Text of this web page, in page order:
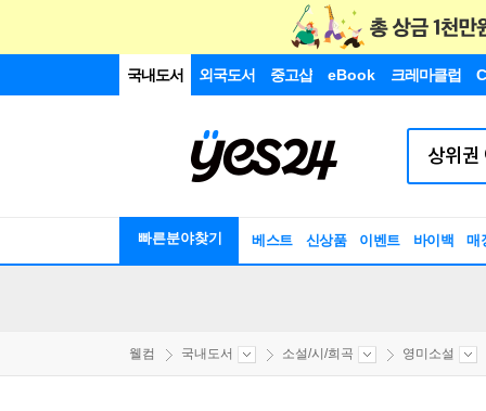
국내도서 외국도서 중고샵 eBook 크레마클럽
빠른분야찾기 베스트 신상품 이벤트 바이백 매
웰컴 국내도서 소설/시/희곡 영미소설